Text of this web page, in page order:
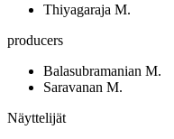
Thiyagaraja M.
producers
Balasubramanian M.
Saravanan M.
Näyttelijät